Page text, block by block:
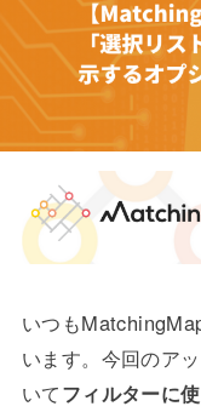
いつも
います。今回のア
いてフィルターに